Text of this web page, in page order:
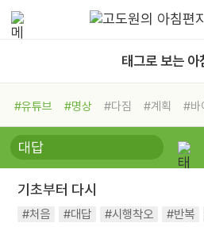
태그로 보는 아
#유튜브 #명상 #다짐 #계획 #바
#비전캠프
#독서캠프 #삶
#희망
#나눔 #친구 #링컨학교
#독서
#건강
기초부터 다시
#처음 #대답 #시행착오 #반복